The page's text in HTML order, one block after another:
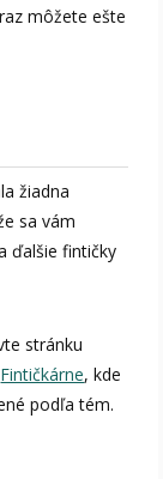
môžete ešte
žiadna
sa vám
ďalšie fintičky
stránku
Fintičkárne, kde
podľa tém.